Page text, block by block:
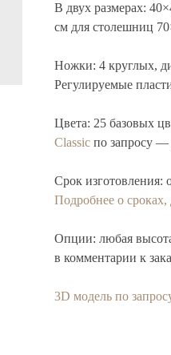
В двух размерах:
см для столешниц
Ножки: 4 круглых,
Регулируемые
Цвета: 25 базовых
Classic по запросу —
Срок изготовления:
Подробнее о сроках,
Опции: любая
в комментарии к
3D модель по